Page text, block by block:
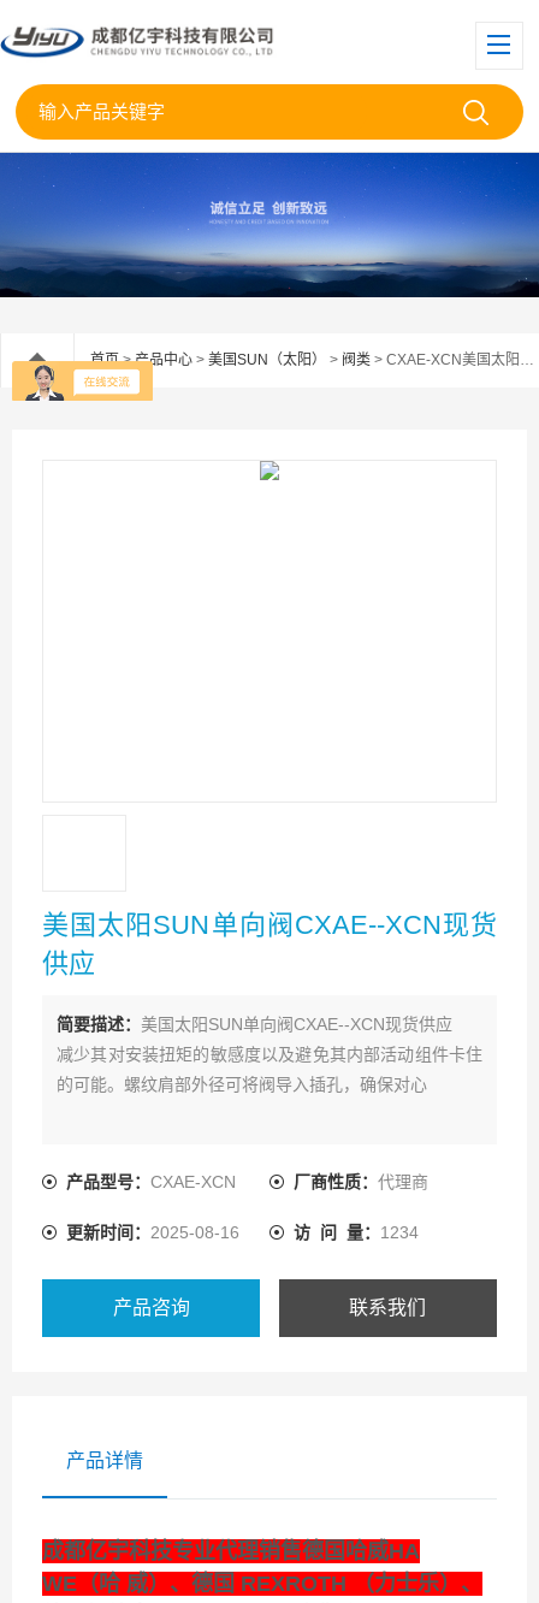
首页>产品中心 > 美国SUN（太阳） > 阀类 > CXAE-XCN美国太阳SUN单向阀CXAE--XCN现货供应
美国太阳SUN单向阀CXAE--XCN现货
供应
简要描述： 美国太阳SUN单向阀CXAE--XCN现货供应
减少其对安装扭矩的敏感度以及避免其内部活动组件卡住
的可能。螺纹肩部外径可将阀导入插孔，确保对心
产品型号： CXAE-XCN 厂商性质： 代理商
更新时间： 2025-08-16 访 问 量： 1234
产品咨询 联系我们
产品详情
成都亿宇科技专业代理销售德国哈威HA
WE（哈 威）、德国 REXROTH （力士乐）、